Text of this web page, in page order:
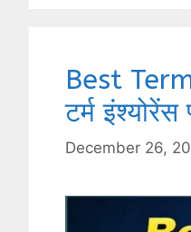
Best
टर्म इंश्योरेंस
December 26,